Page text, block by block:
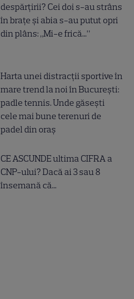
despărțirii? Cei doi s-au strâns
în brațe și abia s-au putut opri
din plâns: „Mi-e frică...”
Harta unei distracții sportive în
mare trend la noi în București:
padle tennis. Unde găsești
cele mai bune terenuri de
padel din oraș
CE ASCUNDE ultima CIFRA a
CNP-ului? Dacă ai 3 sau 8
însemană că...